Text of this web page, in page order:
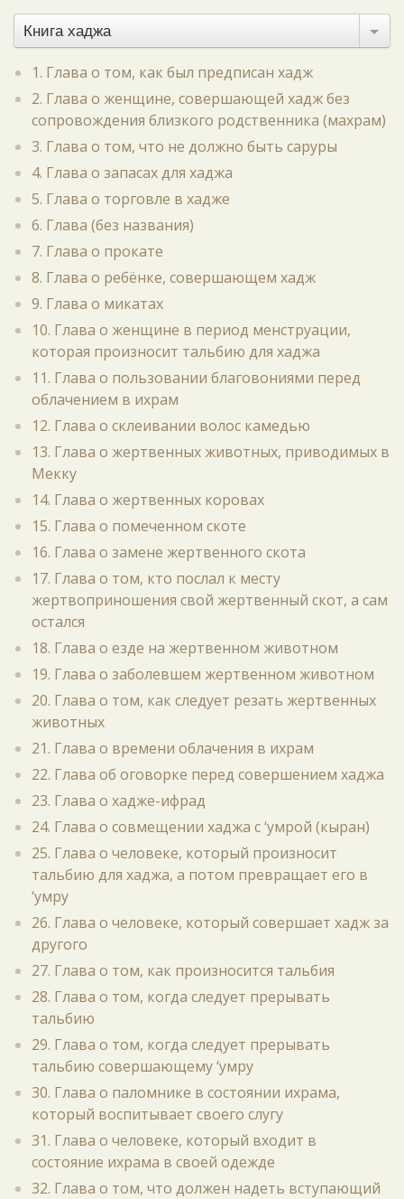
Книга хаджа
1. Глава о том, как был предписан хадж
2. Глава о женщине, совершающей хадж без
сопровождения близкого родственника (махрам)
3. Глава о том, что не должно быть саруры
4. Глава о запасах для хаджа
5. Глава о торговле в хадже
6. Глава (без названия)
7. Глава о прокате
8. Глава о ребёнке, совершающем хадж
9. Глава о микатах
10. Глава о женщине в период менструации,
которая произносит тальбию для хаджа
11. Глава о пользовании благовониями перед
облачением в ихрам
12. Глава о склеивании волос камедью
13. Глава о жертвенных животных, приводимых в
Мекку
14. Глава о жертвенных коровах
15. Глава о помеченном скоте
16. Глава о замене жертвенного скота
17. Глава о том, кто послал к месту
жертвоприношения свой жертвенный скот, а сам
остался
18. Глава о езде на жертвенном животном
19. Глава о заболевшем жертвенном животном
20. Глава о том, как следует резать жертвенных
животных
21. Глава о времени облачения в ихрам
22. Глава об оговорке перед совершением хаджа
23. Глава о хадже-ифрад
24. Глава о совмещении хаджа с ‘умрой (кыран)
25. Глава о человеке, который произносит
тальбию для хаджа, а потом превращает его в
‘умру
26. Глава о человеке, который совершает хадж за
другого
27. Глава о том, как произносится тальбия
28. Глава о том, когда следует прерывать
тальбию
29. Глава о том, когда следует прерывать
тальбию совершающему ‘умру
30. Глава о паломнике в состоянии ихрама,
который воспитывает своего слугу
31. Глава о человеке, который входит в
состояние ихрама в своей одежде
32. Глава о том, что должен надеть вступающий